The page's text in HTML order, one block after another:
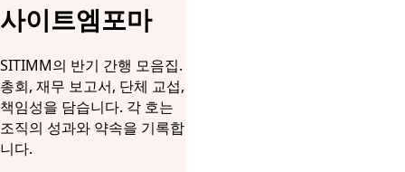
사이트엠포마
SITIMM의 반기 간행 모음집.
총회, 재무 보고서, 단체 교섭,
책임성을 담습니다. 각 호는
조직의 성과와 약속을 기록합
니다.